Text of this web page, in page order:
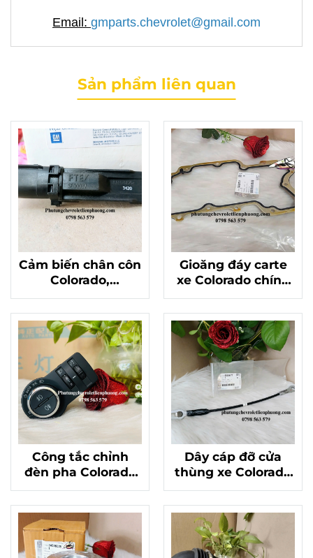
Email: gmparts.chevrolet@gmail.com
Sản phẩm liên quan
Cảm biến chân côn
Colorado,
Traiblazer chính
hãng 24583481
Gioăng đáy carte
xe Colorado chính
hãng mã 12629737
Công tắc chỉnh
đèn pha Colorado
Traiblazer chính
hãng Mã 52123937
Dây cáp đỡ cửa
thùng xe Colorado
chính hãng GM
52089177